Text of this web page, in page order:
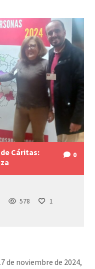
Cáritas:
0
578
1
de noviembre de 2024,